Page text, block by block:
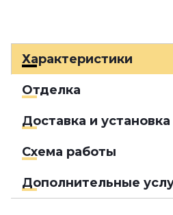
Характеристики
Отделка
Доставка и установка
Схема работы
Дополнительные